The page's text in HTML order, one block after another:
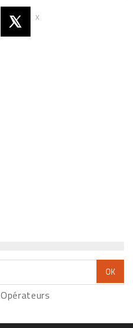
X
Opérateurs